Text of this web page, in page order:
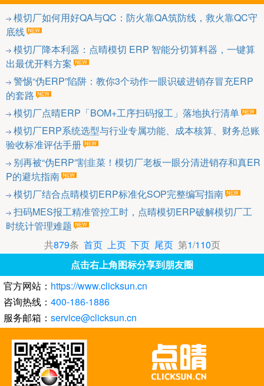
模切厂如何用好QA与QC：防火靠QA筑防线，救火靠QC守
底线
模切厂降本利器：点晴模切 ERP 智能分切算料器，一键算
出最优开料方案
警惕“伪ERP”陷阱：教你3个动作一眼识破进销存冒充ERP
的套路
模切厂点晴ERP「BOM+工序扫码报工」落地执行清单
模切厂ERP系统选型与行业专属功能、成本核算、财务总账
验收标准评估手册
别再被“伪ERP”割韭菜！模切厂老板一眼分清进销存和真ER
P的避坑指南
模切厂结合点晴模切ERP标准化SOP完整编写指南
扫码MES报工精准管控工时，点晴模切ERP破解模切厂工
时统计管理难题
共879条 首页 上页 下页 尾页第1/110页
点击右上角图标分享到朋友圈
官方网站： https://www.clicksun.cn
咨询热线： 400-186-1886
服务邮箱： service@clicksun.cn